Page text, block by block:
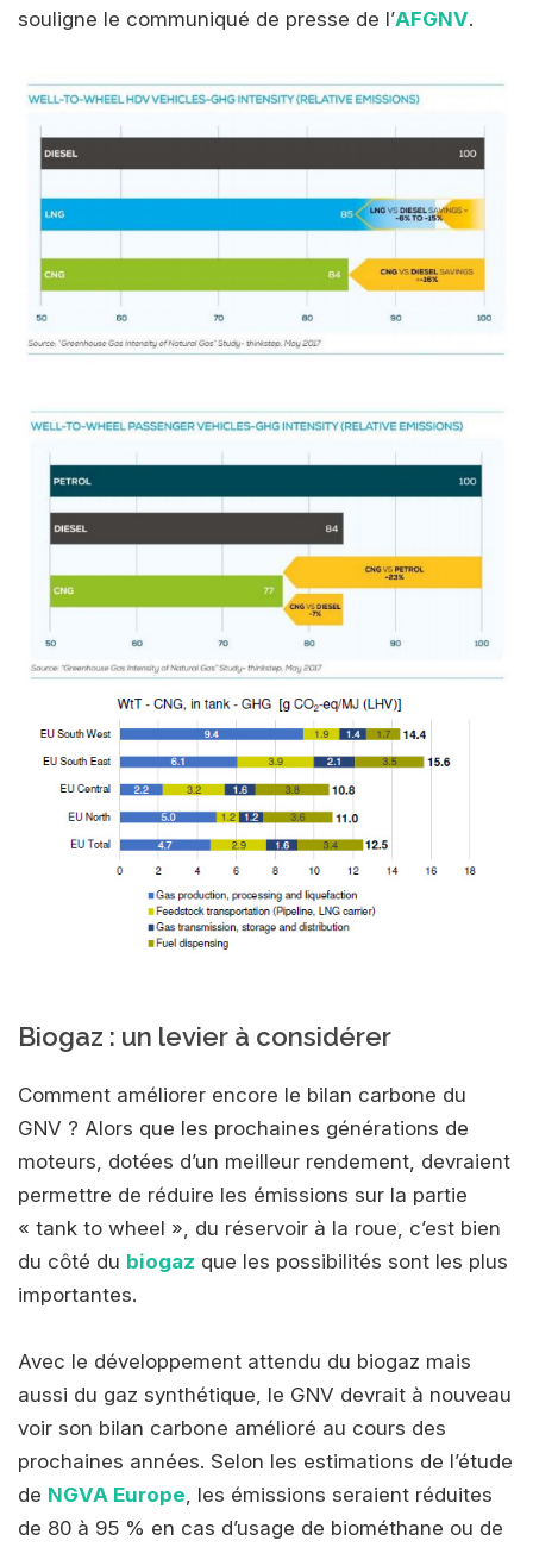
souligne le communiqué de presse de l’AFGNV.
Biogaz : un levier à considérer
Comment améliorer encore le bilan carbone du
GNV ? Alors que les prochaines générations de
moteurs, dotées d’un meilleur rendement, devraient
permettre de réduire les émissions sur la partie
« tank to wheel », du réservoir à la roue, c’est bien
du côté du biogaz que les possibilités sont les plus
importantes.
Avec le développement attendu du biogaz mais
aussi du gaz synthétique, le GNV devrait à nouveau
voir son bilan carbone amélioré au cours des
prochaines années. Selon les estimations de l’étude
de NGVA Europe , les émissions seraient réduites
de 80 à 95 % en cas d’usage de biométhane ou de